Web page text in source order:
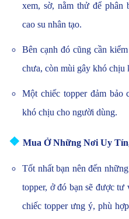
xem, sờ, nằm thử để phân
cao su nhân tạo.
Bên cạnh đó cũng cần
chưa, còn mùi gây khó chịu
Một chiếc topper đảm bảo
khó chịu cho người dùng.
❖ Mua Ở Những Nơi Uy
Tốt nhất bạn nên đến
topper, ở đó bạn sẽ được
chiếc topper ưng ý, phù